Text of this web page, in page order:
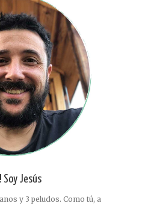
Soy Jesús
y 3 peludos. Como tú, a